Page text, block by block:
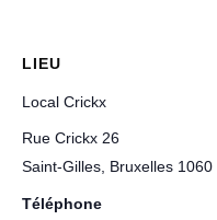
LIEU
Local Crickx
Rue Crickx 26
Saint-Gilles Bruxelles 1060
Téléphone